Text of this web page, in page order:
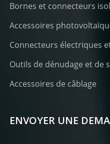
Bornes et connecteurs
Accessoires
Connecteurs électriques
Outils de dénudage et de
Accessoires de câblage
ENVOYER UNE